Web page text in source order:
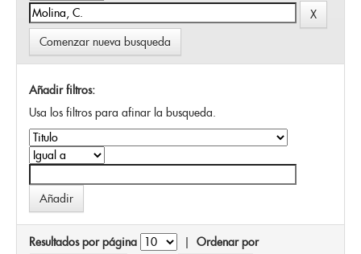
Comenzar nueva busqueda
Añadir filtros:
Usa los filtros para afinar la busqueda.
Resultados por página | Ordenar por